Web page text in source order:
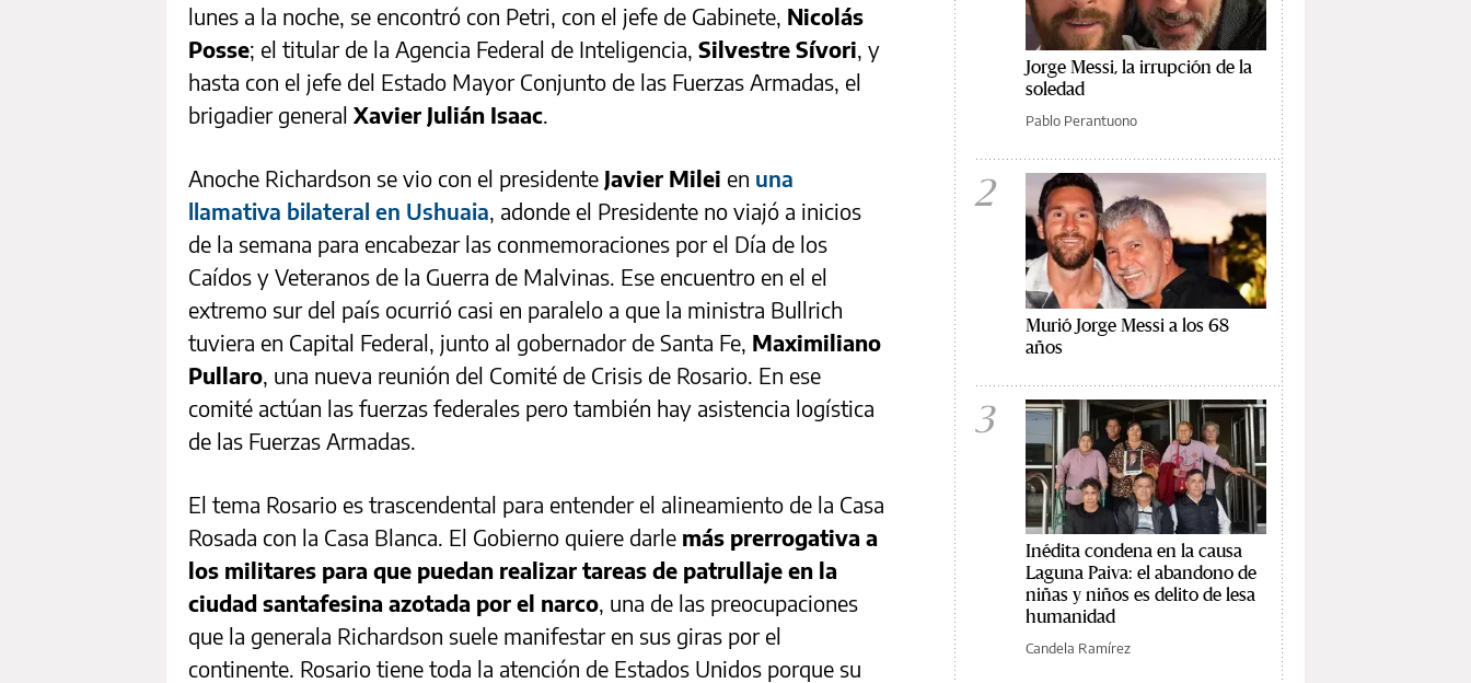
lunes a la noche, se encontró con Petri, con el jefe de Gabinete, Nicolás
Posse; el titular de la Agencia Federal de Inteligencia, Silvestre Sívori, y
hasta con el jefe del Estado Mayor Conjunto de las Fuerzas Armadas, el
brigadier general Xavier Julián Isaac.
Anoche Richardson se vio con el presidente Javier Milei en una
llamativa bilateral en Ushuaia, adonde el Presidente no viajó a inicios
de la semana para encabezar las conmemoraciones por el Día de los
Caídos y Veteranos de la Guerra de Malvinas. Ese encuentro en el el
extremo sur del país ocurrió casi en paralelo a que la ministra Bullrich
tuviera en Capital Federal, junto al gobernador de Santa Fe, Maximiliano
Pullaro, una nueva reunión del Comité de Crisis de Rosario. En ese
comité actúan las fuerzas federales pero también hay asistencia logística
de las Fuerzas Armadas.
El tema Rosario es trascendental para entender el alineamiento de la Casa
Rosada con la Casa Blanca. El Gobierno quiere darle más prerrogativa a
los militares para que puedan realizar tareas de patrullaje en la
ciudad santafesina azotada por el narco, una de las preocupaciones
que la generala Richardson suele manifestar en sus giras por el
continente. Rosario tiene toda la atención de Estados Unidos porque su
Jorge Messi, la irrupción de la
soledad
Pablo Perantuono
2
Murió Jorge Messi a los 68
años
3
Inédita condena en la causa
Laguna Paiva: el abandono de
niñas y niños es delito de lesa
humanidad
Candela Ramírez